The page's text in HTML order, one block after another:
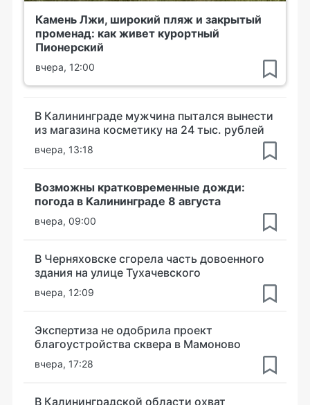
Камень Лжи, широкий пляж и закрытый
променад: как живет курортный
Пионерский
вчера, 12:00
В Калининграде мужчина пытался вынести
из магазина косметику на 24 тыс. рублей
вчера, 13:18
Возможны кратковременные дожди:
погода в Калининграде 8 августа
вчера, 09:00
В Черняховске сгорела часть довоенного
здания на улице Тухачевского
вчера, 12:09
Экспертиза не одобрила проект
благоустройства сквера в Мамоново
вчера, 17:28
В Калининградской области охват